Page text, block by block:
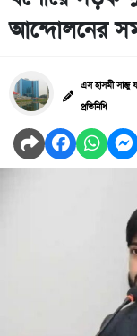
আন্দোলনের
এস হাসমী সাজু
প্রতিনিধি